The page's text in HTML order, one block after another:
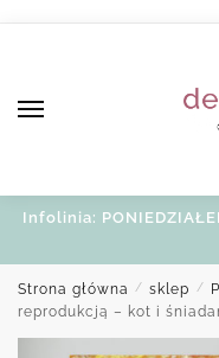
Infolinia:
Strona główna / sklep /
reprodukcją – kot i